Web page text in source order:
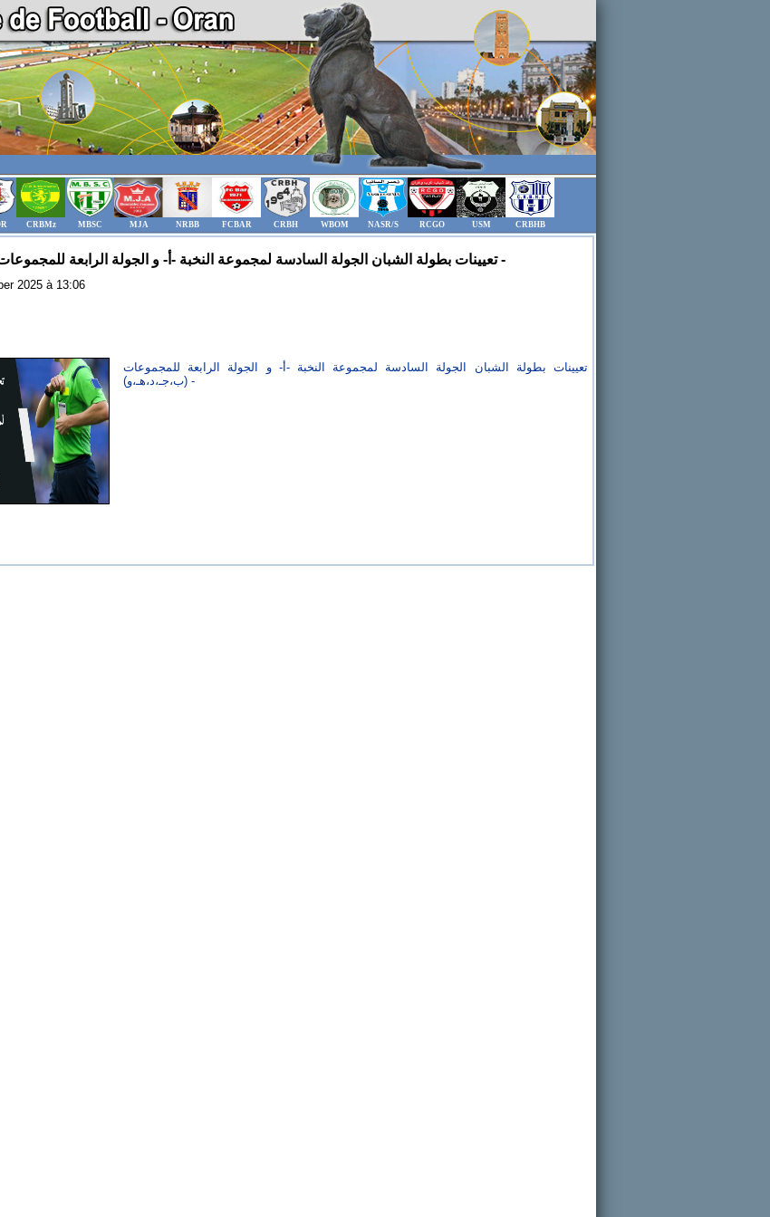
CRBMz MBSC MJA NRBB FCBAR CRBH WBOM NASR/S RCGO USM CRBHB
تعيينات بطولة الشبان الجولة السادسة لمجموعة النخبة -أ- و الجولة الرابعة للمجموعات (ب،جـ،د،هـ،و) -
2025 à 13:06
تعيينات بطولة الشبان الجولة السادسة لمجموعة النخبة -أ- و الجولة الرابعة للمجموعات
(ب،جـ،د،هـ،و) -